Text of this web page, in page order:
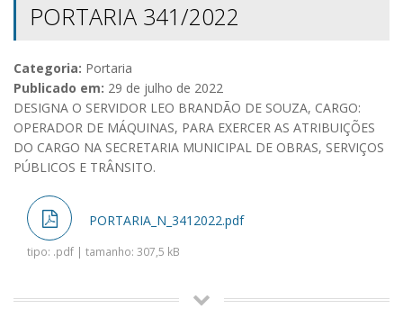
PORTARIA 341/2022
Categoria: Portaria
Publicado em: 29 de julho de 2022
DESIGNA O SERVIDOR LEO BRANDÃO DE SOUZA, CARGO:
OPERADOR DE MÁQUINAS, PARA EXERCER AS ATRIBUIÇÕES
DO CARGO NA SECRETARIA MUNICIPAL DE OBRAS, SERVIÇOS
PÚBLICOS E TRÂNSITO.
PORTARIA_N_3412022.pdf
tipo: .pdf | tamanho: 307,5 kB